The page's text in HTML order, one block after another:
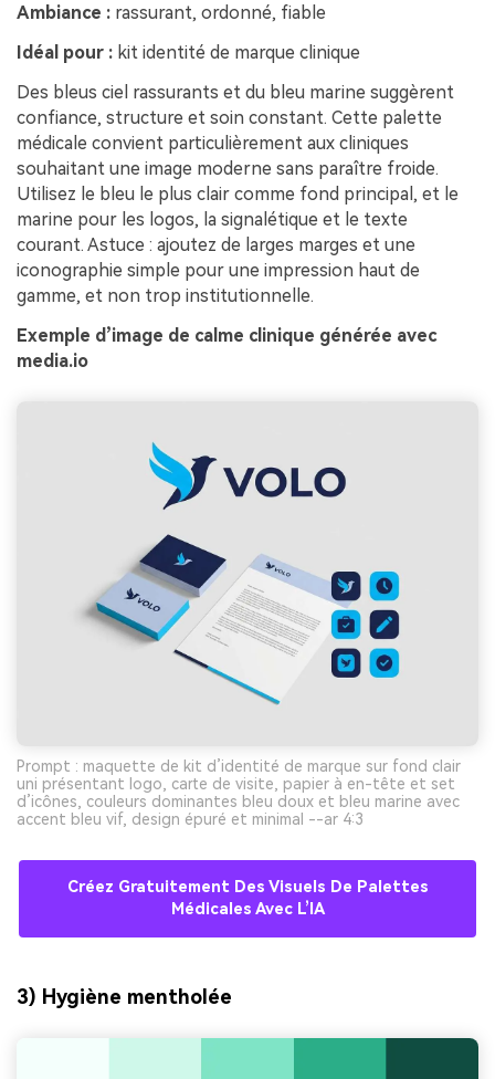
Ambiance : rassurant, ordonné, fiable
Idéal pour : kit identité de marque clinique
Des bleus ciel rassurants et du bleu marine suggèrent
confiance, structure et soin constant. Cette palette
médicale convient particulièrement aux cliniques
souhaitant une image moderne sans paraître froide.
Utilisez le bleu le plus clair comme fond principal, et le
marine pour les logos, la signalétique et le texte
courant. Astuce : ajoutez de larges marges et une
iconographie simple pour une impression haut de
gamme, et non trop institutionnelle.
Exemple d’image de calme clinique générée avec
media.io
Prompt : maquette de kit d’identité de marque sur fond clair
uni présentant logo, carte de visite, papier à en-tête et set
d’icônes, couleurs dominantes bleu doux et bleu marine avec
accent bleu vif, design épuré et minimal --ar 4:3
Créez Gratuitement Des Visuels De Palettes
Médicales Avec L’IA
3) Hygiène mentholée